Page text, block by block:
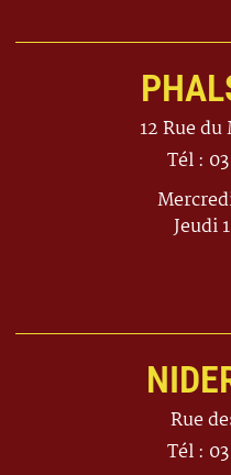
12 Rue
Tél :
Jeudi
Rue
Tél :